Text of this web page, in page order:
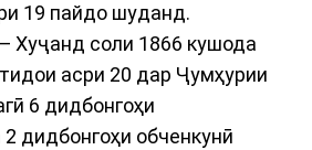
19 пайдо шуданд.
Хуҷанд соли 1866 кушода
асри 20 дар Ҷумҳурии
6 дидбонгоҳи
дидбонгоҳи обченкунӣ